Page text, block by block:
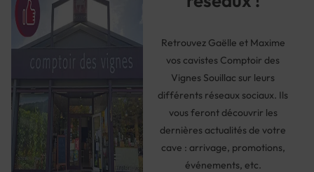
Retrouvez Gaëlle et Maxime
vos cavistes Comptoir des
Vignes Souillac sur leurs
différents réseaux sociaux. Ils
vous feront découvrir les
dernières actualités de votre
cave : arrivage, promotions,
événements, etc.